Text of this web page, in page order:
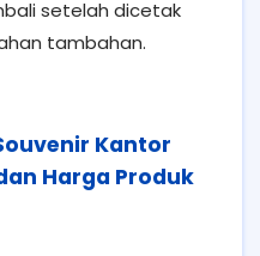
setelah dicetak
tambahan.
Kantor
Harga Produk